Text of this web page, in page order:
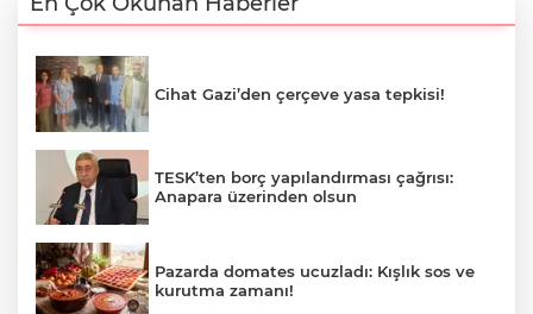
Cihat Gazi’den çerçeve yasa tepkisi!
TESK’ten borç yapılandırması çağrısı:
Anapara üzerinden olsun
Pazarda domates ucuzladı: Kışlık sos ve
kurutma zamanı!